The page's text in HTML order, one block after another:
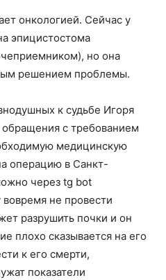
онкологией. Сейчас у
эпицистостома
но она
решением проблемы.
к судьбе Игоря
с требованием
медицинскую
операцию в Санкт-
через tg bot
не провести
разрушить почки и он
плохо сказывается на его
к его смерти,
показатели